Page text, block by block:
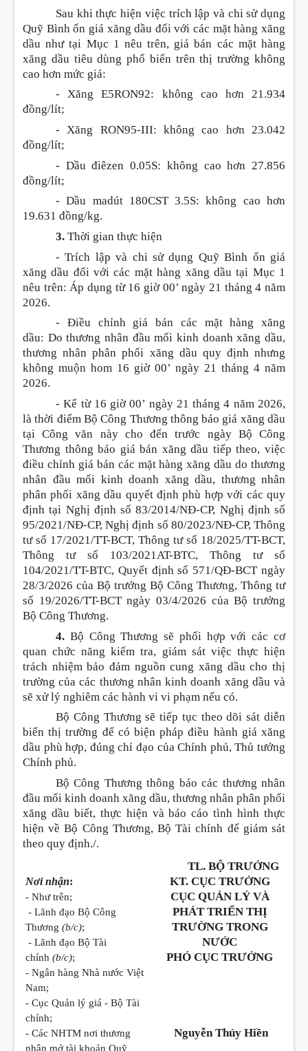
Sau khi thực hiện việc trích lập và chi sử dụng
Quỹ Bình ổn giá xăng dầu đối với các mặt hàng xăng
dầu như tại Mục 1 nêu trên, giá bán các mặt hàng
xăng dầu tiêu dùng phổ biến trên thị trường không
cao hơn mức giá:
- Xăng E5RON92: không cao hơn 21.934
đồng/lít;
- Xăng RON95-III: không cao hơn 23.042
đồng/lít;
- Dầu điêzen 0.05S: không cao hơn 27.856
đồng/lít;
- Dầu madút 180CST 3.5S: không cao hơn
19.631 đồng/kg.
3. Thời gian thực hiện
- Trích lập và chi sử dụng Quỹ Bình ổn giá
xăng dầu đối với các mặt hàng xăng dầu tại Mục 1
nêu trên: Áp dụng từ 16 giờ 00’ ngày 21 tháng 4 năm
2026.
- Điều chỉnh giá bán các mặt hàng xăng
dầu: Do thương nhân đầu mối kinh doanh xăng dầu,
thương nhân phân phối xăng dầu quy định nhưng
không muộn hom 16 giờ 00’ ngày 21 tháng 4 năm
2026.
- Kể từ 16 giờ 00’ ngày 21 tháng 4 năm 2026,
là thời điểm Bộ Công Thương thông báo giá xăng dầu
tại Công văn này cho đến trước ngày Bộ Công
Thương thông báo giá bán xăng dầu tiếp theo, việc
điều chỉnh giá bán các mặt hàng xăng dầu do thương
nhân đầu mối kinh doanh xăng dầu, thương nhân
phân phối xăng dầu quyết định phù hợp với các quy
định tại Nghị định số 83/2014/NĐ-CP, Nghị định số
95/2021/NĐ-CP, Nghị định số 80/2023/NĐ-CP, Thông
tư số 17/2021/TT-BCT, Thông tư số 18/2025/TT-BCT,
Thông tư số 103/2021AT-BTC, Thông tư số
104/2021/TT-BTC, Quyết định số 571/QĐ-BCT ngày
28/3/2026 của Bộ trưởng Bộ Công Thương, Thông tư
số 19/2026/TT-BCT ngày 03/4/2026 của Bộ trưởng
Bộ Công Thương.
4. Bộ Công Thương sẽ phối hợp với các cơ
quan chức năng kiểm tra, giám sát việc thực hiện
trách nhiệm bảo đảm nguồn cung xăng dầu cho thị
trường của các thương nhân kinh doanh xăng dầu và
sẽ xử lý nghiêm các hành vi vi phạm nếu có.
Bộ Công Thương sẽ tiếp tục theo dõi sát diễn
biến thị trường để có biện pháp điều hành giá xăng
dầu phù hợp, đúng chỉ đạo của Chính phủ, Thủ tướng
Chính phủ.
Bộ Công Thương thông báo các thương nhân
đầu mối kinh doanh xăng dầu, thương nhân phân phối
xăng dầu biết, thực hiện và báo cáo tình hình thực
hiện về Bộ Công Thương, Bộ Tài chính để giám sát
theo quy định./.
Nơi nhận:
- Như trên;
- Lãnh đạo Bộ Công
Thương (b/c);
- Lãnh đạo Bộ Tài
chính (b/c);
- Ngân hàng Nhà nước Việt
Nam;
- Cục Quản lý giá - Bộ Tài
chính;
- Các NHTM nơi thương
nhân mở tài khoản Quỹ
TL. BỘ TRƯỞNG
KT. CỤC TRƯỞNG
CỤC QUẢN LÝ VÀ
PHÁT TRIỂN THỊ
TRƯỜNG TRONG
NƯỚC
PHÓ CỤC TRƯỞNG
Nguyễn Thúy Hiền